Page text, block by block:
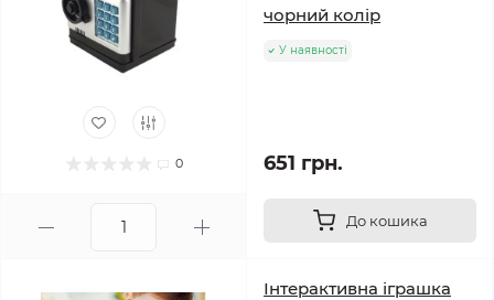
0
чорний колір
У наявності
651 грн.
До кошика
Інтерактивна іграшка